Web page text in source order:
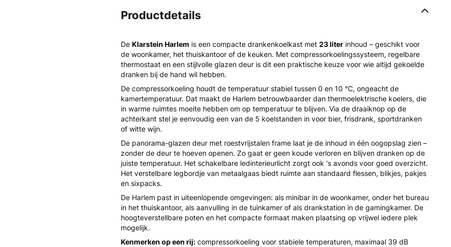
Productdetails
De Klarstein Harlem is een compacte drankenkoelkast met 23 liter inhoud – geschikt voor
de woonkamer, het thuiskantoor of de keuken. Met compressorkoelingssysteem, regelbare
thermostaat en een stijlvolle glazen deur is dit een praktische keuze voor wie altijd gekoelde
dranken bij de hand wil hebben.
De compressorkoeling houdt de temperatuur stabiel tussen 0 en 10 °C, ongeacht de
kamertemperatuur. Dat maakt de Harlem betrouwbaarder dan thermoelektrische koelers, die
in warme ruimtes moeite hebben om op temperatuur te blijven. Via de draaiknop op de
achterkant stel je eenvoudig een van de 5 koelstanden in voor bier, frisdrank, sportdranken
of witte wijn.
De panorama-glazen deur met roestvrijstalen frame laat je de inhoud in één oogopslag zien –
zonder de deur te hoeven openen. Zo gaat er geen koude verloren en blijven dranken op de
juiste temperatuur. Het schakelbare ledinterieurlicht zorgt ook 's avonds voor goed overzicht.
Het verstelbare legbordje van metaalgaas biedt ruimte aan standaard flessen, blikjes, pakjes
en sixpacks.
De Harlem past in uiteenlopende omgevingen: als minibar in de woonkamer, onder het bureau
in het thuiskantoor, als aanvulling in de tuinkamer of als drankstation in de gamingkamer. De
hoogteverstellbare poten en het compacte formaat maken plaatsing op vrijwel iedere plek
mogelijk.
Kenmerken op een rij: compressorkoeling voor stabiele temperaturen, maximaal 39 dB